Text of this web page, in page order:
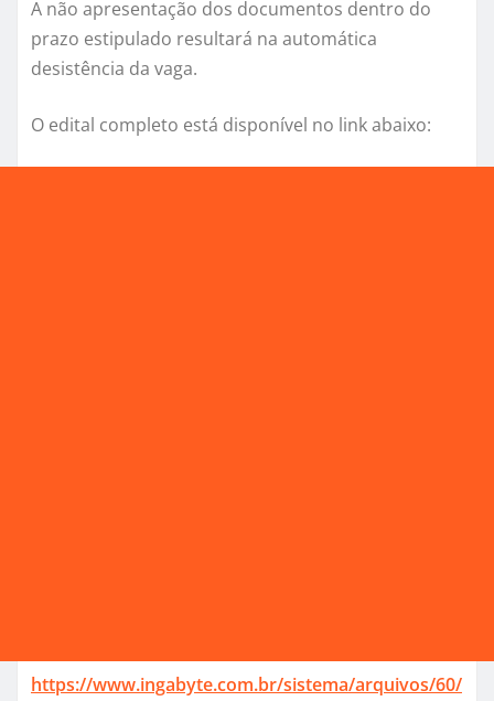
A não apresentação dos documentos dentro do
prazo estipulado resultará na automática
desistência da vaga.
O edital completo está disponível no link abaixo:
https://www.ingabyte.com.br/sistema/arquivos/60/